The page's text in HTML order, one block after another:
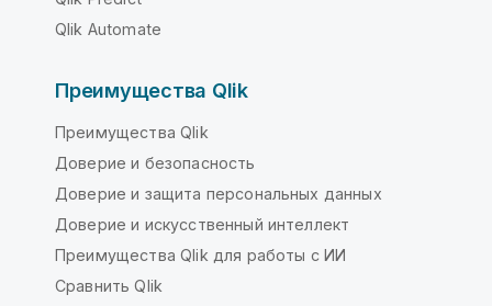
Qlik Automate
Преимущества Qlik
Преимущества Qlik
Доверие и безопасность
Доверие и защита персональных данных
Доверие и искусственный интеллект
Преимущества Qlik для работы с ИИ
Сравнить Qlik